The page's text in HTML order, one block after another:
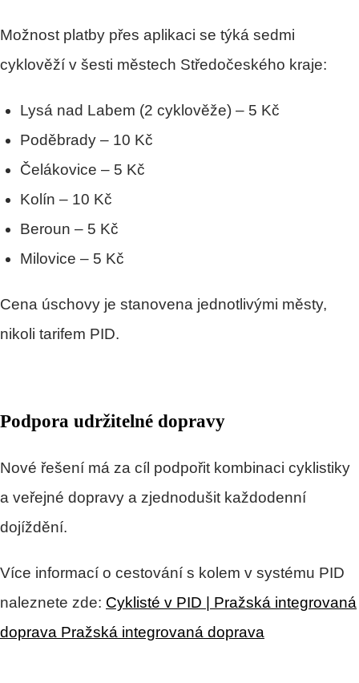
Možnost platby přes aplikaci se týká sedmi
cyklověží v šesti městech Středočeského kraje:
Lysá nad Labem (2 cyklověže) – 5 Kč
Poděbrady – 10 Kč
Čelákovice – 5 Kč
Kolín – 10 Kč
Beroun – 5 Kč
Milovice – 5 Kč
Cena úschovy je stanovena jednotlivými městy,
nikoli tarifem PID.
Podpora udržitelné dopravy
Nové řešení má za cíl podpořit kombinaci cyklistiky
a veřejné dopravy a zjednodušit každodenní
dojíždění.
Více informací o cestování s kolem v systému PID
naleznete zde: Cyklisté v PID | Pražská integrovaná
doprava Pražská integrovaná doprava